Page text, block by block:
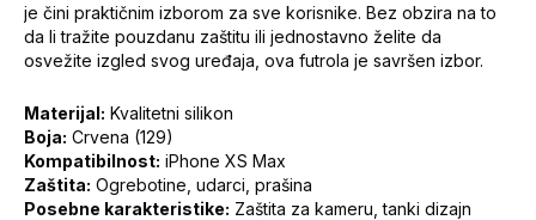
je čini praktičnim izborom za sve korisnike. Bez obzira na to
da li tražite pouzdanu zaštitu ili jednostavno želite da
osvežite izgled svog uređaja, ova futrola je savršen izbor.
Materijal: Kvalitetni silikon
Boja: Crvena (129)
Kompatibilnost: iPhone XS Max
Zaštita: Ogrebotine, udarci, prašina
Posebne karakteristike: Zaštita za kameru, tanki dizajn